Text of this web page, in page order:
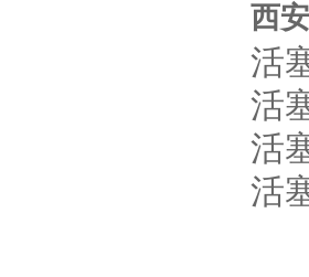
西
活
活
活
活